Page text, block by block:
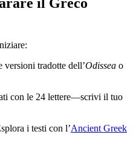
versioni tradotte dell’Odissea o
con le 24 lettere—scrivi il tuo
i testi con l’Ancient Greek